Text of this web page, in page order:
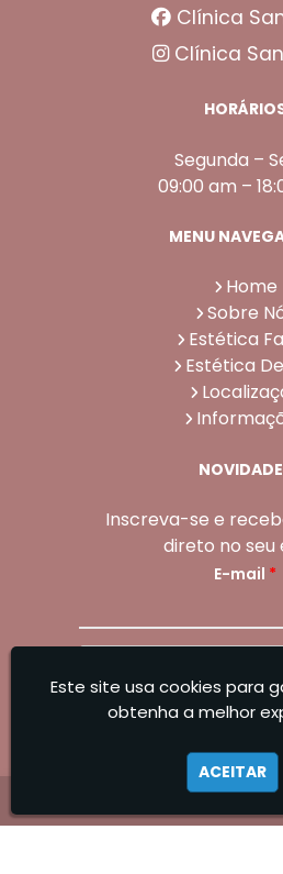
Clínica
Clínica
Segunda –
09:00 am –
MENU
Home
Sobre
Estética
Estética
Inscreva-se e
direto no seu
E-mail *
Sangoleti Odontologia -
Este site usa cookies para
obtenha a melhor
ACEITAR